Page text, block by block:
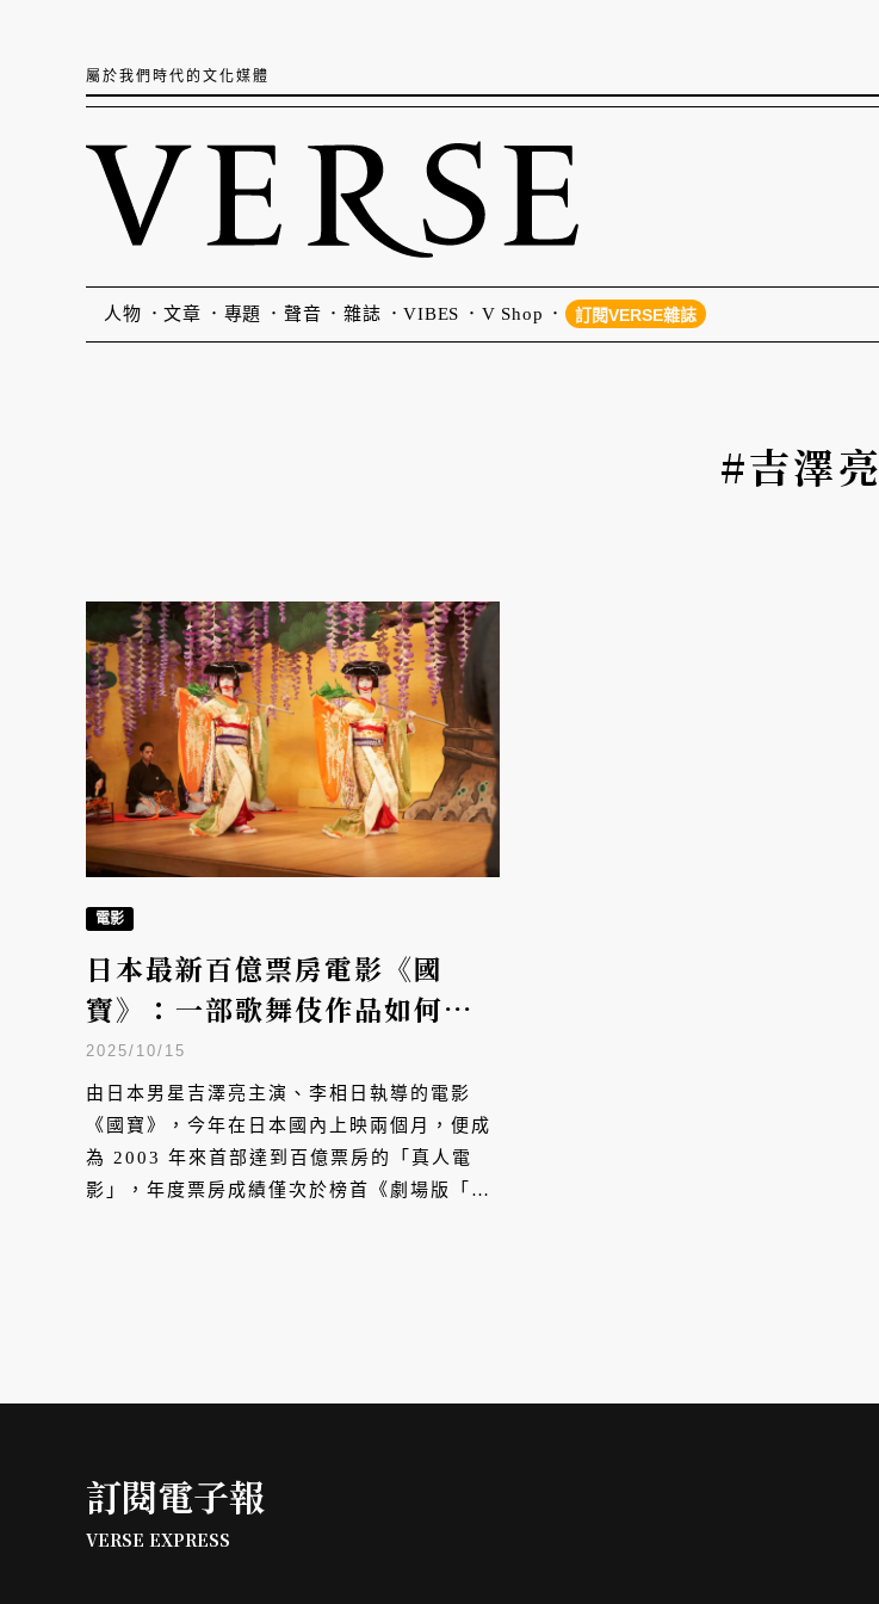
屬於我們時代的文化媒體
人物 文章 專題 聲音 雜誌 VIBES V Shop 訂閱VERSE雜誌
#吉澤亮
電影
日本最新百億票房電影《國
寶》：一部歌舞伎作品如何掀
起波瀾並代表日本角逐奧斯
卡？
2025/10/15
由日本男星吉澤亮主演、李相日執導的電影
《國寶》，今年在日本國內上映兩個月，便成
為 2003 年來首部達到百億票房的「真人電
影」，年度票房成績僅次於榜首《劇場版「鬼
訂閱電子報
VERSE EXPRESS